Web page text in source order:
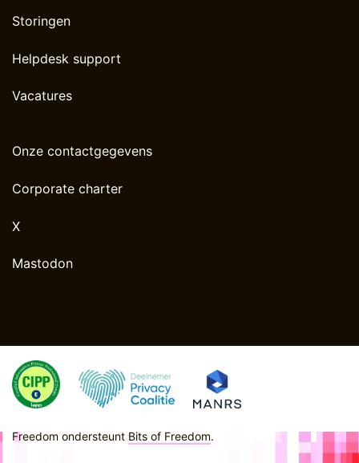
Storingen
Helpdesk support
Vacatures
Onze contactgegevens
Corporate charter
X
Mastodon
Freedom ondersteunt Bits of Freedom.